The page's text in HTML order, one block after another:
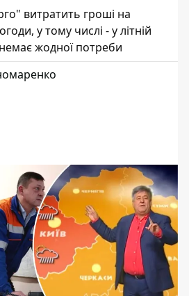
витратить гроші на
у тому числі - у літній
жодної потреби